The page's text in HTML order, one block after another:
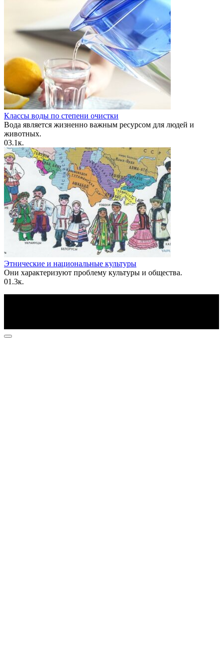
Классы воды по степени очистки
Вода является жизненно важным ресурсом для людей и
животных.
03.1к.
Этнические и национальные культуры
Они характеризуют проблему культуры и общества.
01.3к.